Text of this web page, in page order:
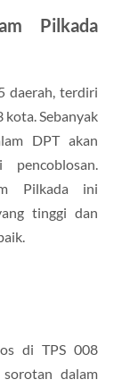
Pilkada
daerah, terdiri
Sebanyak
DPT akan
Pilkada ini
tinggi dan
di TPS 008
dalam